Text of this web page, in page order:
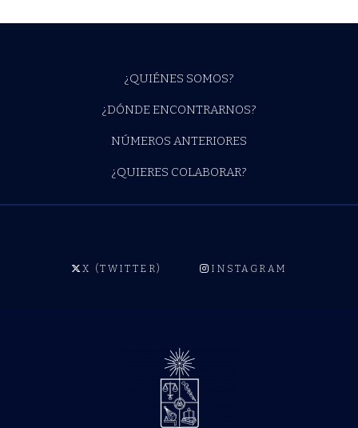
¿QUIÉNES SOMOS?
¿DÓNDE ENCONTRARNOS?
NÚMEROS ANTERIORES
¿QUIERES COLABORAR?
X (TWITTER) INSTAGRAM